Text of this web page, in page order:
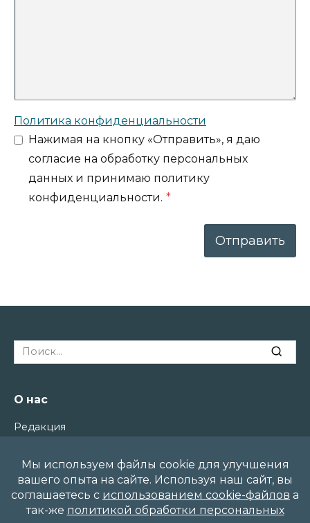
Политика конфиденциальности
Нажимая на кнопку «Отправить», я даю
согласие на обработку персональных
данных и принимаю политику
конфиденциальности. *
Отправить
Search
for:
О нас
Редакция
Политика Конфиденциальности
Политика файлов cookie
Карта Сайта